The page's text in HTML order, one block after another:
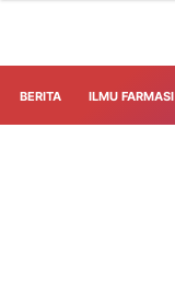
BERITA ILMU FARMASI